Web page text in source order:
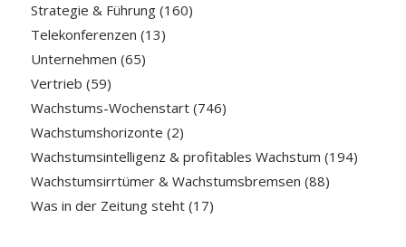
Strategie & Führung(160)
Telekonferenzen (13)
Unternehmen (65)
Vertrieb (59)
Wachstums-Wochenstart(746)
Wachstumshorizonte (2)
Wachstumsintelligenz & profitables Wachstum (194)
Wachstumsirrtümer & Wachstumsbremsen (88)
Was in der Zeitung steht(17)